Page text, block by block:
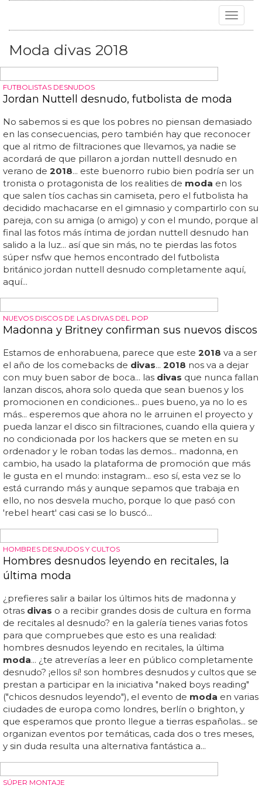
Toggle
Moda divas 2018
FUTBOLISTAS DESNUDOS
Jordan Nuttell desnudo, futbolista de moda
No sabemos si es que los pobres no piensan demasiado
en las consecuencias, pero también hay que reconocer
que al ritmo de filtraciones que llevamos, ya nadie se
acordará de que pillaron a jordan nuttell desnudo en
verano de
tronista o protagonista de los realities demodaen los
que salen tíos cachas sin camiseta, pero el futbolista ha
decidido machacarse en el gimnasio y compartirlo con su
pareja, con su amiga (o amigo) y con el mundo, porque al
final las fotos más íntima de jordan nuttell desnudo han
salido a la luz... así que sin más, no te pierdas las fotos
súper nsfw que hemos encontrado del futbolista
británico jordan nuttell desnudo completamente aquí,
Madonna y Britney confirman sus nuevos discos
Estamos de enhorabuena, parece que este
con muy buen sabor de boca... lasdivasque nunca fallan
lanzan discos, ahora solo queda que sean buenos y los
promocionen en condiciones... pues bueno, ya no lo es
más... esperemos que ahora no le arruinen el proyecto y
pueda lanzar el disco sin filtraciones, cuando ella quiera y
no condicionada por los hackers que se meten en su
ordenador y le roban todas las demos... madonna, en
cambio, ha usado la plataforma de promoción que más
le gusta en el mundo: instagram... eso sí, esta vez se lo
está currando más y aunque sepamos que trabaja en
ello, no nos desvela mucho, porque lo que pasó con
'rebel heart' casi casi se lo buscó...